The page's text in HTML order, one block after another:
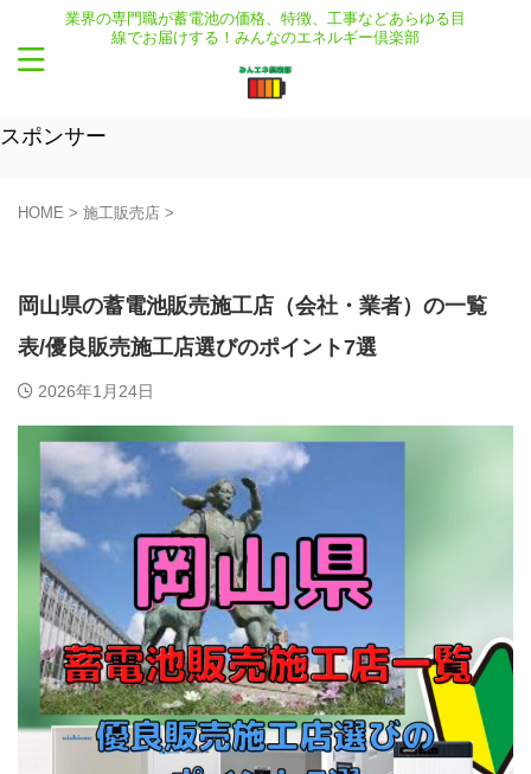
業界の専門職が蓄電池の価格、特徴、工事などあらゆる目
線でお届けする！みんなのエネルギー倶楽部
スポンサー
HOME > 施工販売店 >
岡山県の蓄電池販売施工店（会社・業者）の一覧
表/優良販売施工店選びのポイント7選
2026年1月24日